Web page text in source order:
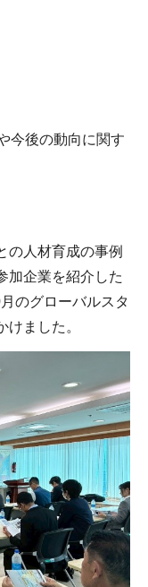
今後の動向に関す
の人材育成の事例
加企業を紹介した
のグローバルスタ
ました。